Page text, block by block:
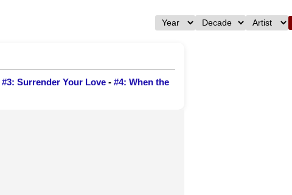
#3: Surrender Your Love - #4: When the